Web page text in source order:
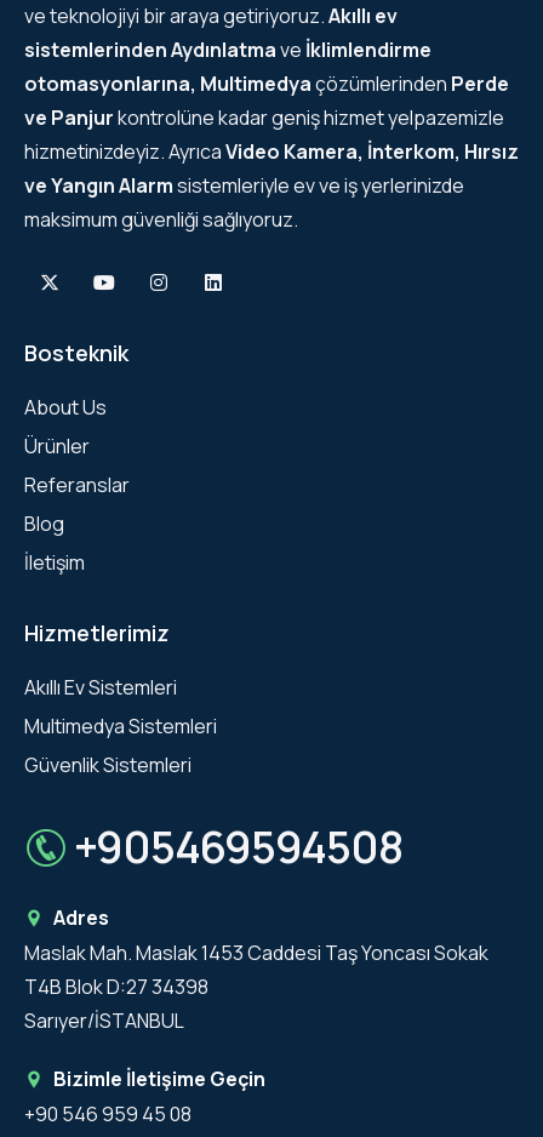
ve teknolojiyi bir araya getiriyoruz.Akıllı ev
sistemlerindenAydınlatmave İklimlendirme
otomasyonlarına, Multimedyaçözümlerinden Perde
ve Panjurkontrolüne kadar geniş hizmet yelpazemizle
hizmetinizdeyiz. AyrıcaVideo Kamera, İnterkom, Hırsız
ve Yangın Alarmsistemleriyle ev ve iş yerlerinizde
maksimum güvenliği sağlıyoruz.
Bosteknik
About Us
Ürünler
Referanslar
Blog
İletişim
Hizmetlerimiz
Akıllı Ev Sistemleri
Multimedya Sistemleri
Güvenlik Sistemleri
+905469594508
Adres
Maslak Mah. Maslak 1453 Caddesi Taş Yoncası Sokak
T4B Blok D:27 34398
Sarıyer/İSTANBUL
Bizimle İletişime Geçin
+90 546 959 45 08